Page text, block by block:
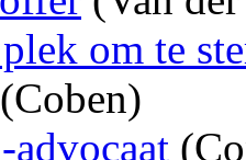
om te
(Coben)